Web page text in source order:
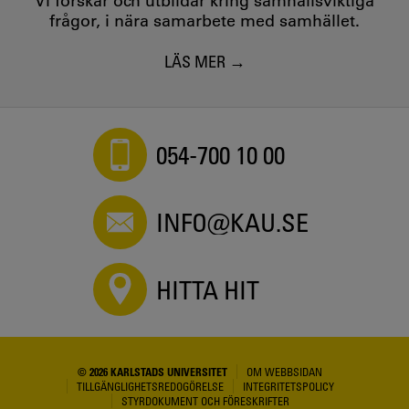
frågor, i nära samarbete med samhället.
LÄS MER
054-700 10 00
INFO@KAU.SE
HITTA HIT
© 2026 KARLSTADS UNIVERSITET
OM WEBBSIDAN
TILLGÄNGLIGHETSREDOGÖRELSE
INTEGRITETSPOLICY
STYRDOKUMENT OCH FÖRESKRIFTER